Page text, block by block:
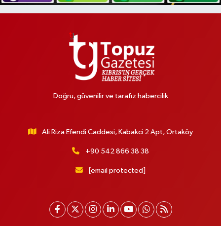
Doğru, güvenilir ve tarafız habercilik
Ali Riza Efendi Caddesi, Kabakci 2 Apt, Ortaköy
+90 542 866 38 38
[email protected]